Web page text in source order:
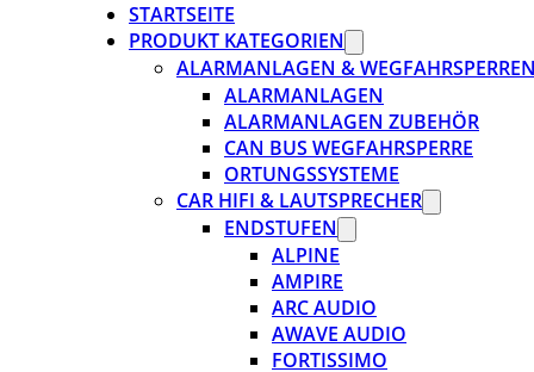
STARTSEITE
PRODUKT KATEGORIEN
ALARMANLAGEN & WEGFAHRSPERREN
ALARMANLAGEN
ALARMANLAGEN ZUBEHÖR
CAN BUS WEGFAHRSPERRE
ORTUNGSSYSTEME
CAR HIFI & LAUTSPRECHER
ENDSTUFEN
ALPINE
AMPIRE
ARC AUDIO
AWAVE AUDIO
FORTISSIMO